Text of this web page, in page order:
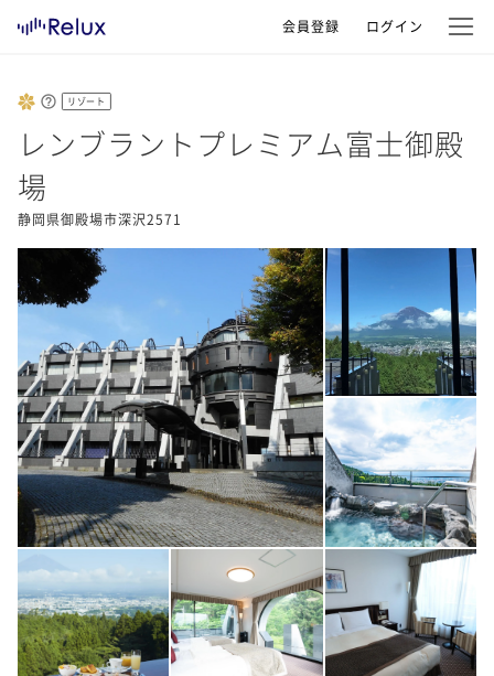
会員登録 ログイン
リゾート
レンブラントプレミアム富士御殿
場
静岡県御殿場市深沢2571